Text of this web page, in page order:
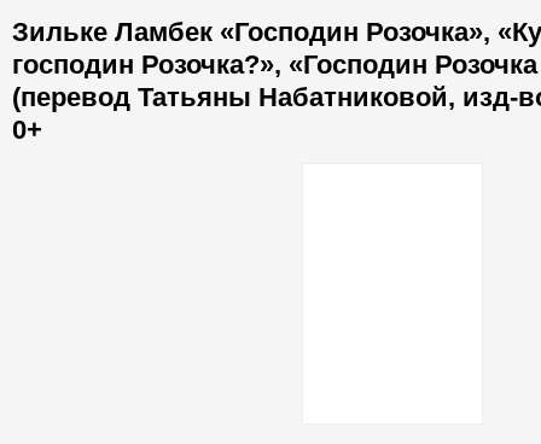
Зильке Ламбек «Господин Розочка»,
господин Розочка?», «Господин
(перевод Татьяны Набатниковой, изд-
0+